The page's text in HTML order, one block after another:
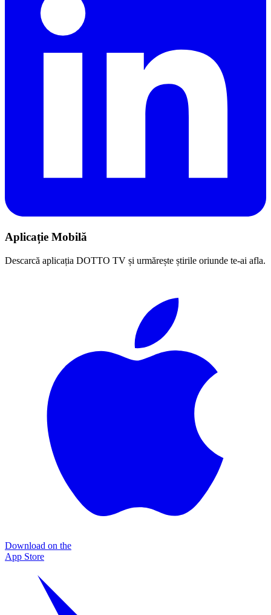
Aplicație Mobilă
Descarcă aplicația DOTTO TV și urmărește știrile oriunde te-ai afla.
Download on the
App Store